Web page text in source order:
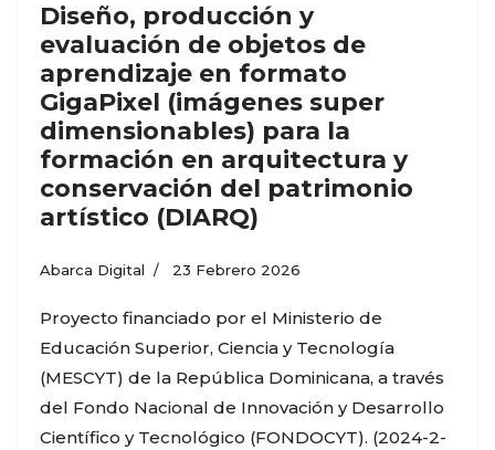
Diseño, producción y
evaluación de objetos de
aprendizaje en formato
GigaPixel (imágenes super
dimensionables) para la
formación en arquitectura y
conservación del patrimonio
artístico (DIARQ)
Abarca Digital 23 Febrero 2026
Proyecto financiado por el Ministerio de
Educación Superior, Ciencia y Tecnología
(MESCYT) de la República Dominicana, a través
del Fondo Nacional de Innovación y Desarrollo
Científico y Tecnológico (FONDOCYT). (2024-2-